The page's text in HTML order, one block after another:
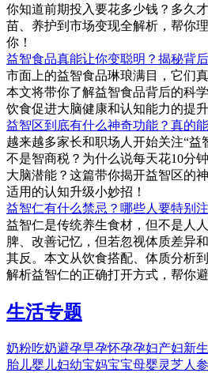
你知道前期投入要花多少钱？多久
苗、养护到市场变现全解析，帮你
你！
益智食品真能让你变聪明？揭秘背
市面上的益智食品琳琅满目，它们
本文将带你了解益智食品背后的科
饮食促进大脑健康和认知能力的提升
益智区到底有什么神奇功能？真的
越来越多家长和职场人开始关注“益
不是智商税？为什么说每天花10分
大脑潜能？这篇带你揭开益智区的
适用的认知升级小妙招！
益智仁有什么禁忌？哪些人要特别
益智仁是传统养生食材，但不是人
脾、改善记忆，但若忽视体质差异
其反。本文从饮食搭配、体质分析
解析益智仁的正确打开方式，帮你避
生活专题
奶粉吃奶避孕早孕怀孕孕妇产妇新
胎儿婴儿妇幼宝妈宝宝母婴灵芝人参